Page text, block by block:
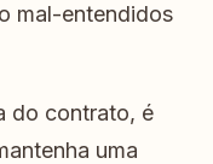
mal-entendidos
do contrato, é
uma